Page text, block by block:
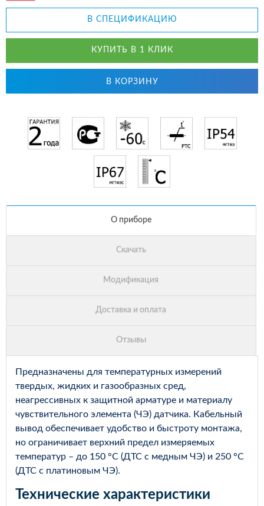
В СПЕЦИФИКАЦИЮ
КУПИТЬ В 1 КЛИК
В КОРЗИНУ
Предназначены для температурных измерений
твердых, жидких и газообразных сред,
неагрессивных к защитной арматуре и материалу
чувствительного элемента (ЧЭ) датчика. Кабельный
вывод обеспечивает удобство и быстроту монтажа,
но ограничивает верхний предел измеряемых
температур – до 150 °С (ДТС с медным ЧЭ) и 250 °С
(ДТС с платиновым ЧЭ).
Технические характеристики